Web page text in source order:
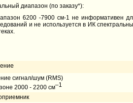
диапазон (по заказу*):
6200 -7900 см-1 не информативен
и не используется в ИК
сигнал/шум (RMS)
2000 - 2200 см–1